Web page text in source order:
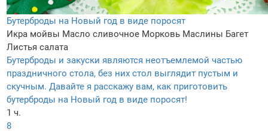
Бутерброды на Новый год в виде поросят
Икра мойвы Масло сливочное Морковь Маслины Багет
Листья салата
Бутерброды и закуски являются неотъемлемой частью
праздничного стола, без них стол выглядит пустым и
скучным. Давайте я расскажу вам, как приготовить
бутерброды на Новый год в виде поросят!
1 ч.
8